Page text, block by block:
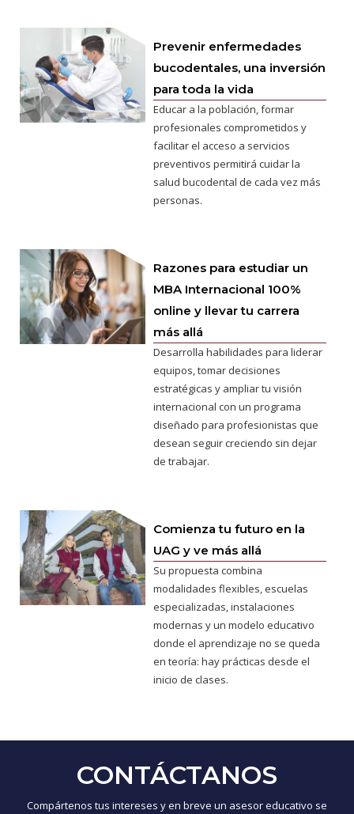
Prevenir enfermedades
bucodentales, una inversión
para toda la vida
Educar a la población, formar
profesionales comprometidos y
facilitar el acceso a servicios
preventivos permitirá cuidar la
salud bucodental de cada vez más
personas.
Razones para estudiar un
MBA Internacional 100%
online y llevar tu carrera
más allá
Desarrolla habilidades para liderar
equipos, tomar decisiones
estratégicas y ampliar tu visión
internacional con un programa
diseñado para profesionistas que
desean seguir creciendo sin dejar
de trabajar.
Comienza tu futuro en la
UAG y ve más allá
Su propuesta combina
modalidades flexibles, escuelas
especializadas, instalaciones
modernas y un modelo educativo
donde el aprendizaje no se queda
en teoría: hay prácticas desde el
inicio de clases.
CONTÁCTANOS
Compártenos tus intereses y en breve un asesor educativo se